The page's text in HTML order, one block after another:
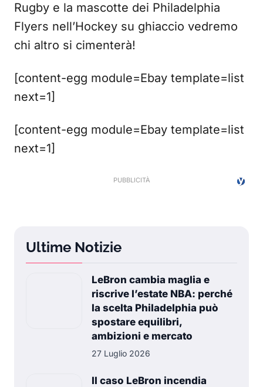
Rugby e la mascotte dei Philadelphia
Flyers nell’Hockey su ghiaccio vedremo
chi altro si cimenterà!
[content-egg module=Ebay template=list
next=1]
[content-egg module=Ebay template=list
next=1]
Ultime Notizie
LeBron cambia maglia e
riscrive l’estate NBA: perché
la scelta Philadelphia può
spostare equilibri,
ambizioni e mercato
27 Luglio 2026
Il caso LeBron incendia